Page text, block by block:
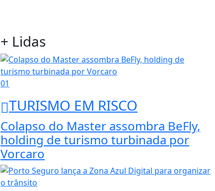
+ Lidas
01
TURISMO EM RISCO
Colapso do Master assombra BeFly,
holding de turismo turbinada por
Vorcaro